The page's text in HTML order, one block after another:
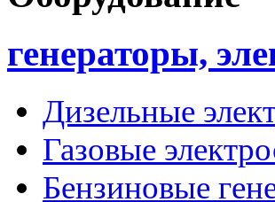
генераторы,
Дизельные
Газовые
Бензиновые